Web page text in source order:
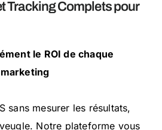
Tracking Complets pour
le ROI de chaque
sans mesurer les résultats,
Notre plateforme vous